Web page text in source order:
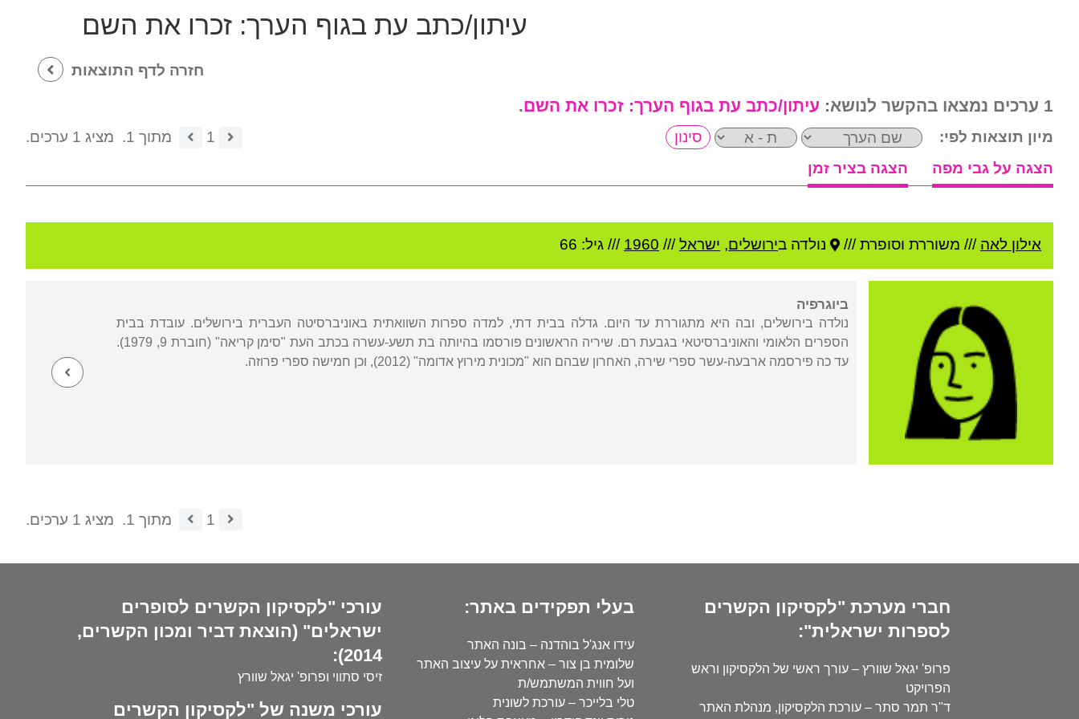
עיתון/כתב עת בגוף הערך: זכרו את השם
חזרה לדף התוצאות
1 ערכים נמצאו בהקשר לנושא: עיתון/כתב עת בגוף הערך: זכרו את השם.
מיון תוצאות לפי: 1 מתוך 1.
מציג 1 ערכים.
הצגה על גבי מפה
הצגה בציר זמן
אילון לאה /// משוררת וסופרת /// נולדה בירושלים, ישראל///
1960 /// גיל: 66
ביוגרפיה
נולדה בירושלים, ובה היא מתגוררת עד היום. גדלה בבית דתי, למדה ספרות השוואתית באוניברסיטה העברית בירושלים. עובדת בבית
הספרים הלאומי והאוניברסיטאי בגבעת רם. שיריה הראשונים פורסמו בהיותה בת תשע-עשרה בכתב העת "סימן קריאה" (חוברת 9, 1979).
עד כה פירסמה ארבעה-עשר ספרי שירה, האחרון שבהם הוא "מכונית מירוץ אדומה" (2012), וכן חמישה ספרי פרוזה.
1 מתוך 1. מציג 1 ערכים.
חברי מערכת "לקסיקון הקשרים
לספרות ישראלית":
פרופ' יגאל שוורץ – עורך ראשי של הלקסיקון וראש
הפרויקט
ד"ר תמר סתר – עורכת הלקסיקון, מנהלת האתר
בעלי תפקידים באתר:
עידו אנג'ל בוהדנה – בונה האתר
שלומית בן צור – אחראית על עיצוב האתר
ועל חווית המשתמש/ת
טלי בלייכר – עורכת לשונית
עורכי "לקסיקון הקשרים לסופרים
ישראלים" (הוצאת דביר ומכון הקשרים,
2014):
זיסי סתווי ופרופ' יגאל שוורץ
עורכי משנה של "לקסיקון הקשרים